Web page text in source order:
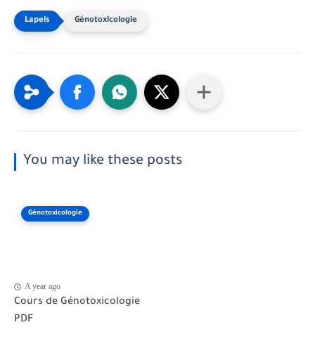
Génotoxicologie
You may like these posts
Génotoxicologie
A year ago
Cours de Génotoxicologie
PDF